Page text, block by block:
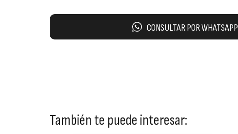
CONSULTAR POR WHATSAPP
También te puede interesar: